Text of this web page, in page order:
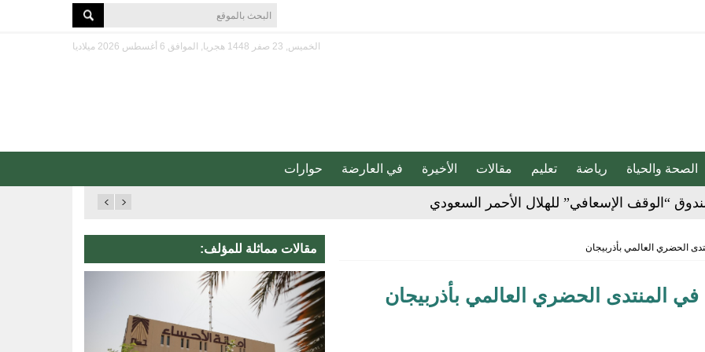
الخميس, 23 صفر 1448 هجريا, الموافق 6 أغسطس 2026 ميلاديا
الصحة والحياة رياضة تعليم مقالات الأخيرة في العارضة حوارات
“الوقف الإسعافي” للهلال الأحمر السعودي
فنيًا لـ الأهلي
مكسرات 5 مرات أسبوعيا؟
الحضري العالمي بأذربيجان
في المنتدى الحضري العالمي بأذربيجان
مقالات مماثلة للمؤلف: